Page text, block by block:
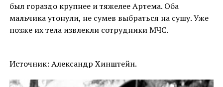
был гораздо крупнее и тяжелее Артема. Оба
мальчика утонули, не сумев выбраться на сушу. Уже
позже их тела извлекли сотрудники МЧС.
Источник: Александр Хинштейн.